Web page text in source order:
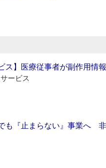
ス】医療従事者が副作用情
ービス
も『止まらない』事業へ